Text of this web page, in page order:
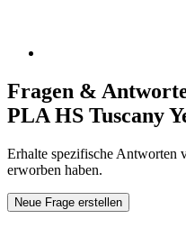
Fragen &
PLA HS Tuscany
Erhalte spezifische Antworten
erworben haben.
Neue Frage erstellen